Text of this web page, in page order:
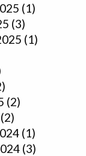
(1)
(3)
(1)
(2)
(2)
(1)
(3)